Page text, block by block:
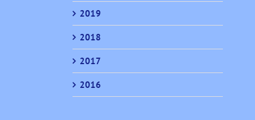
2019
2018
2017
2016